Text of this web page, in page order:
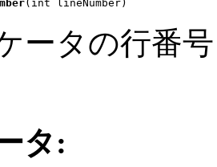
(int lineNumber)
ータの行番
タ: